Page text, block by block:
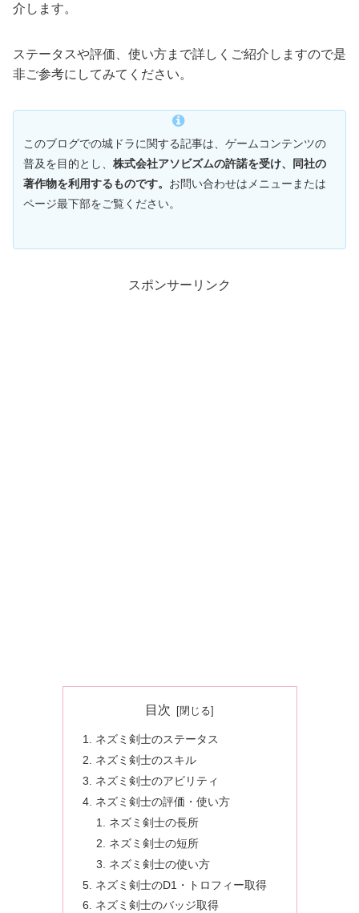
介します。
ステータスや評価、使い方まで詳しくご紹介しますので是
非ご参考にしてみてください。
このブログでの城ドラに関する記事は、ゲームコンテンツの
普及を目的とし、 株式会社アソビズムの許諾を受け、同社の
著作物を利用するものです。 お問い合わせはメニューまたは
ページ最下部をご覧ください。
スポンサーリンク
目次
ネズミ剣士のステータス
ネズミ剣士のスキル
ネズミ剣士のアビリティ
ネズミ剣士の評価・使い方
ネズミ剣士の長所
ネズミ剣士の短所
ネズミ剣士の使い方
ネズミ剣士のD1・トロフィー取得
ネズミ剣士のバッジ取得